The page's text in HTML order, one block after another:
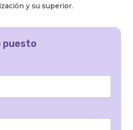
y su superior.
puesto